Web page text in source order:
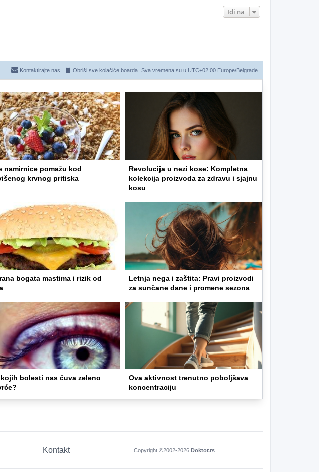
Idi na
Sva vremena su u UTC+02:00 Europe/Belgrade
Obriši sve kolačiće boarda
Kontaktirajte nas
namirnice pomažu kod
krvnog pritiska
Revolucija u nezi kose: Kompletna
kolekcija proizvoda za zdravu i sjajnu
kosu
bogata mastima i rizik od
Letnja nega i zaštita: Pravi proizvodi
za sunčane dane i promene sezona
bolesti nas čuva zeleno
Ova aktivnost trenutno poboljšava
koncentraciju
Kontakt Copyright ©2002-2026 Doktor.rs